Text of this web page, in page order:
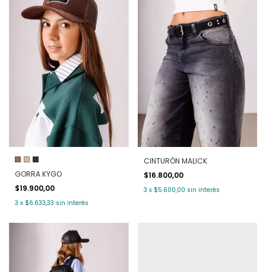
GORRA KYGO
$19.900,00
3 x $6.633,33 sin interés
CINTURÓN MALICK
$16.800,00
3 x $5.600,00 sin interés